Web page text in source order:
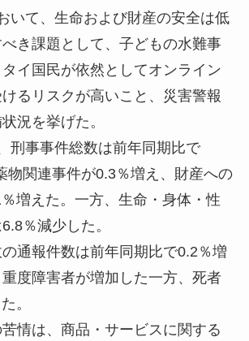
いて、生命および財産の安全は低
き課題として、子どもの水難事
イ国民が依然としてオンライン
るリスクが高いこと、災害警報
況を挙げた。
刑事事件総数は前年同期比で
物関連事件が0.3％増え、財産への
増えた。一方、生命・身体・性
％減少した。
通報件数は前年同期比で0.2％増
度障害者が増加した一方、死者
。
情は、商品・サービスに関する